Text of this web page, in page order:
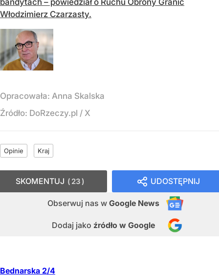
Włodzimierz Czarzasty.
Opracowała: Anna Skalska
Źródło: DoRzeczy.pl / X
Opinie Kraj
UDOSTĘPNIJ
Obserwuj nas w Google News
Dodaj jako źródło w Google
SKOMENTUJ 23
Bednarska 2/4